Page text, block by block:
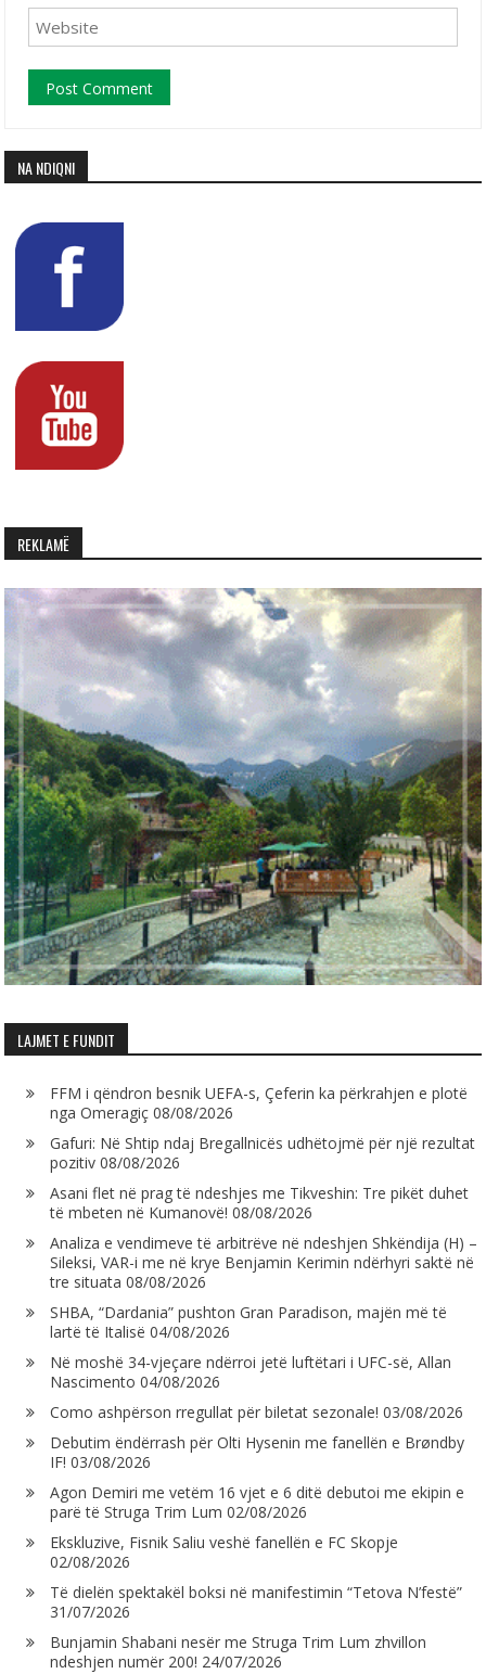
NA NDIQNI
REKLAMË
LAJMET E FUNDIT
FFM i qëndron besnik UEFA-s, Çeferin ka përkrahjen e plotë
nga Omeragiç 08/08/2026
Gafuri: Në Shtip ndaj Bregallnicës udhëtojmë për një rezultat
pozitiv 08/08/2026
Asani flet në prag të ndeshjes me Tikveshin: Tre pikët duhet
të mbeten në Kumanovë! 08/08/2026
Analiza e vendimeve të arbitrëve në ndeshjen Shkëndija (H) –
Sileksi, VAR-i me në krye Benjamin Kerimin ndërhyri saktë në
tre situata 08/08/2026
SHBA, “Dardania” pushton Gran Paradison, majën më të
lartë të Italisë 04/08/2026
Në moshë 34-vjeçare ndërroi jetë luftëtari i UFC-së, Allan
Nascimento 04/08/2026
Como ashpërson rregullat për biletat sezonale! 03/08/2026
Debutim ëndërrash për Olti Hysenin me fanellën e Brøndby
IF! 03/08/2026
Agon Demiri me vetëm 16 vjet e 6 ditë debutoi me ekipin e
parë të Struga Trim Lum 02/08/2026
Ekskluzive, Fisnik Saliu veshë fanellën e FC Skopje
02/08/2026
Të dielën spektakël boksi në manifestimin “Tetova N’festë”
31/07/2026
Bunjamin Shabani nesër me Struga Trim Lum zhvillon
ndeshjen numër 200! 24/07/2026